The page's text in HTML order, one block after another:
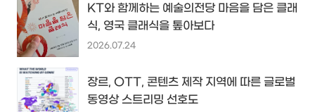
KT와 함께하는 예술의전당 마음을 담은 클래
식, 영국 클래식을 톺아보다
2026.07.24
장르, OTT, 콘텐츠 제작 지역에 따른 글로벌
동영상 스트리밍 선호도